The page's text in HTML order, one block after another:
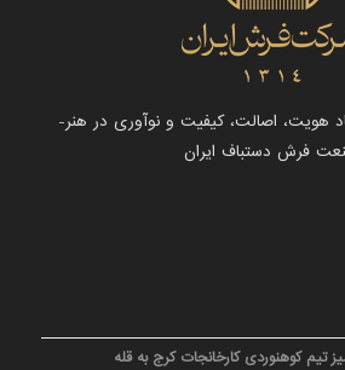
هویت، اصالت، کیفیت و نوآوری در هنر-
فرش دستباف ایران
تیم کوهنوردی کارخانجات کرج به قله